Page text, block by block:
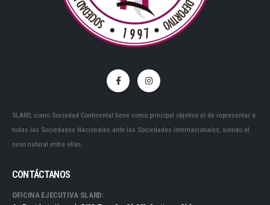
SLARD, como Sociedad Continental tiene como principal objetivo el de representar a
todas las Sociedades Nacionales ante las Sociedades Internacionales, siendo el
nexo natural entre ellas.
CONTÁCTANOS
OFICINA EJECUTIVA SLARD: